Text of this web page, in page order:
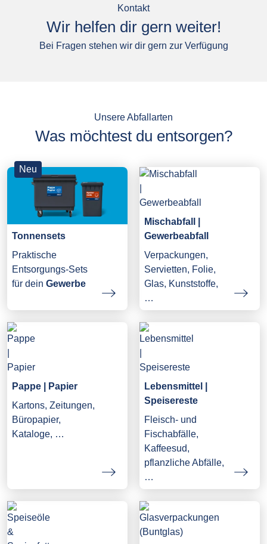
Kontakt
Wir helfen dir gern weiter!
Bei Fragen stehen wir dir gern zur Verfügung
Unsere Abfallarten
Was möchtest du entsorgen?
Neu
Tonnensets
Praktische
Entsorgungs-Sets
für dein Gewerbe
Mischabfall |
Gewerbeabfall
Verpackungen,
Servietten, Folie,
Glas, Kunststoffe,
…
Pappe | Papier
Kartons, Zeitungen,
Büropapier,
Kataloge, …
Lebensmittel |
Speisereste
Fleisch- und
Fischabfälle,
Kaffeesud,
pflanzliche Abfälle,
…